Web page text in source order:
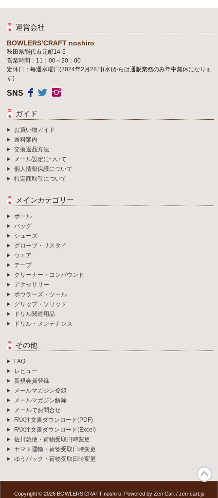
運営会社
BOWLERS’CRAFT noshiro
秋田県能代市元町14-6
営業時間：11：00～20：00
定休日：毎週水曜日(2024年2月28日(水)からは通販業務のみ年中無休になりま
す)
SNS
ガイド
お買い物ガイド
送料案内
交換返品方法
メール設定について
個人情報保護について
特定商取引について
メインカテゴリー
ボール
バッグ
シューズ
グローブ・リスタイ
ウエア
テープ
クリーナー・コンパウンド
アクセサリー
ボウラーズ・ツール
グリップ・ソリッド
ドリル関連用品
ドリル・メンテナンス
その他
FAQ
レビュー
新規会員登録
メールマガジン登録
メールマガジン解除
メールでお問合せ
FAX注文書ダウンロード(PDF)
FAX注文書ダウンロード(Excel)
佐川急便・荷物受取日時変更
ヤマト運輸・荷物受取日時変更
ゆうパック・荷物受取日時変更
Copyright © 2026 BOWLERS’CRAFT noshiro. Powered by Zen Cart/ zen-cart.jp